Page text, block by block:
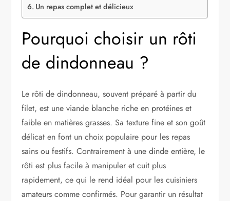
Un repas complet et délicieux
Pourquoi choisir un rôti
de dindonneau ?
Le rôti de dindonneau, souvent préparé à partir du
filet, est une viande blanche riche en protéines et
faible en matières grasses. Sa texture fine et son goût
délicat en font un choix populaire pour les repas
sains ou festifs. Contrairement à une dinde entière, le
rôti est plus facile à manipuler et cuit plus
rapidement, ce qui le rend idéal pour les cuisiniers
amateurs comme confirmés. Pour garantir un résultat